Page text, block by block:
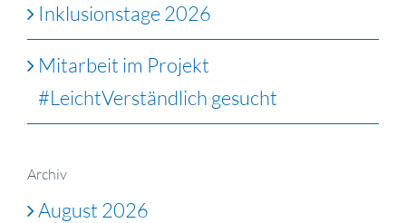
Inklusionstage 2026
Mitarbeit im Projekt
#LeichtVerständlich gesucht
Archiv
August 2026